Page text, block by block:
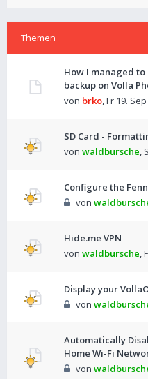
Themen
How I managed
backup on Volla
von brko,Fr 19.
SD Card -
von waldbursche,
Configure the
von
Hide.me VPN
von waldbursche,
Display your
von
Automatically
Home Wi-Fi
von